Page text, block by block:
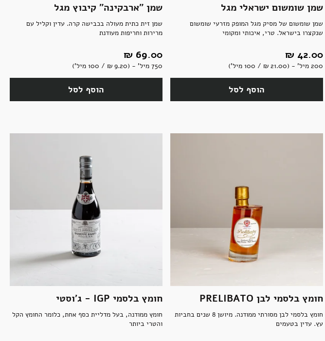
שמן שומשום ישראלי מגל
שמן שומשום של מסיק מגל המופק מזרעי שומשום
שנקצרו בישראל. טרי, איכותי ומקומי
42.00 ‏₪
200 מיל' - (21.00 ‏₪ / 100 מיל')
הוסף לסל
שמן "ארבקינה" קיבוץ מגל
שמן זית כתית מעולה בכבישה קרה. עדין וקליל עם
מרירות וחריפות מעודנת
69.00 ‏₪
750 מיל' - (9.20 ‏₪ / 100 מיל')
הוסף לסל
חומץ בלסמי לבן PRELIBATO
חומץ בלסמי לבן מסורתי ממודנה. מיושן 8 שנים בחביות
עץ. עדין בטעמים
חומץ בלסמי IGP - ג'וסטי
חומץ ממודנה, בעל מדליית כסף אחת, כלומר החומץ הקל
והטרי ביותר